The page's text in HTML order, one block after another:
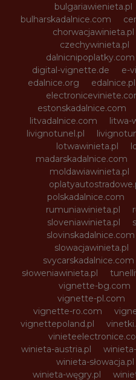
bulgariawienieta.pl
bulharskadalnice.com
chorwacjawinieta.pl
czechywinieta.pl
dalnicnipoplatky.com
digital-vignette.de
e-
edalnice.org
edalnice.pl
estonskadalnice.com
litvadalnice.com
litwa-
livignotunel.pl
lotwawinieta.pl
madarskadalnice.com
moldawiawinieta.pl
polskadalnice.com
rumuniawinieta.pl
sloveniawinieta.pl
slovinskadalnice.com
slowacjawinieta.pl
svycarskadalnice.com
słoweniawinieta.pl
vignette-bg.com
vignette-pl.com
vignette-ro.com
vignettepoland.pl
winieta-austria.pl
winieta-słowacja.pl
winieta-węgry.pl